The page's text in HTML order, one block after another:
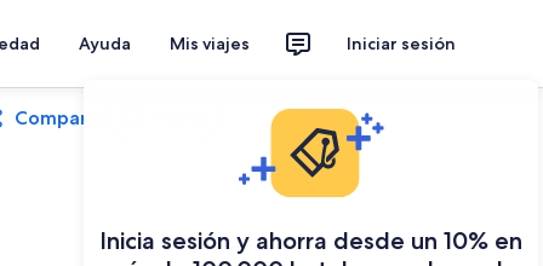
Ayuda Mis viajes Iniciar sesión
Inicia sesión y ahorra desde un 10% en
Compartir